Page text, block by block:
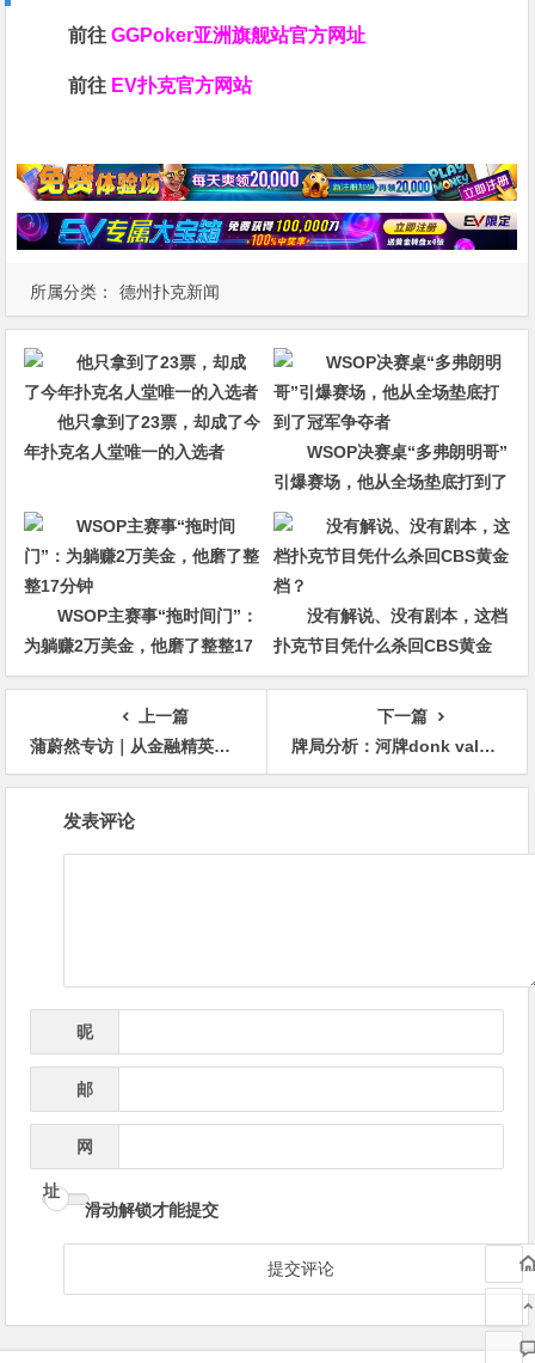
所属分类： 德州扑克新闻
前往GGPoker亚洲旗舰站官方网址
前往 EV扑克官方网站
他只拿到了23票，却成了今
年扑克名人堂唯一的入选者
WSOP决赛桌“多弗朗明哥”
引爆赛场，他从全场垫底打到了
冠军争夺者
WSOP主赛事“拖时间门”：
为躺赚2万美金，他磨了整整17
分钟
没有解说、没有剧本，这档
扑克节目凭什么杀回CBS黄金
档？
上一篇
蒲蔚然专访｜从金融精英到全球顶尖扑克运动员
下一篇
牌局分析：河牌donk value bet
发表评论
昵
邮
网
址
滑动解锁才能提交